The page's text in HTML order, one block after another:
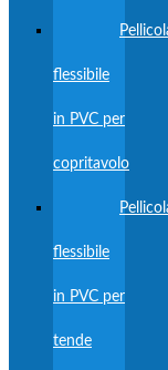
flessibile
in PVC per
copritavolo
flessibile
in PVC per
tende